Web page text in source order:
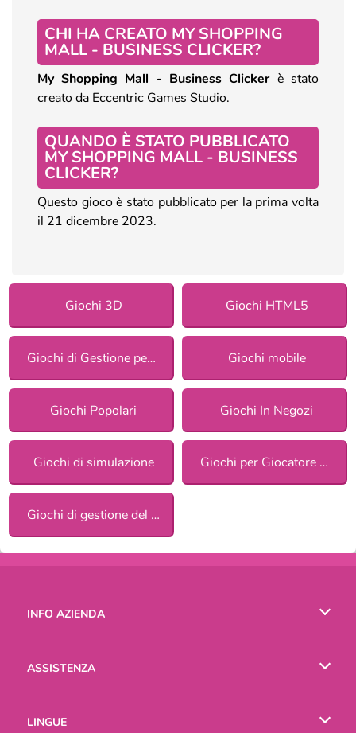
CHI HA CREATO MY SHOPPING
MALL - BUSINESS CLICKER?
My Shopping Mall - Business Clickerè stato
creato da Eccentric Games Studio.
QUANDO È STATO PUBBLICATO
MY SHOPPING MALL - BUSINESS
CLICKER?
Questo gioco è stato pubblicato per la prima volta
il 21 dicembre 2023.
Giochi 3D Giochi HTML5
Giochi di Gestione per ragazze Giochi mobile
Giochi Popolari Giochi In Negozi
Giochi di simulazione Giochi per Giocatore Singolo
Giochi di gestione del tempo
INFO AZIENDA
ASSISTENZA
LINGUE